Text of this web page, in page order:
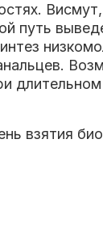
путь
взятия